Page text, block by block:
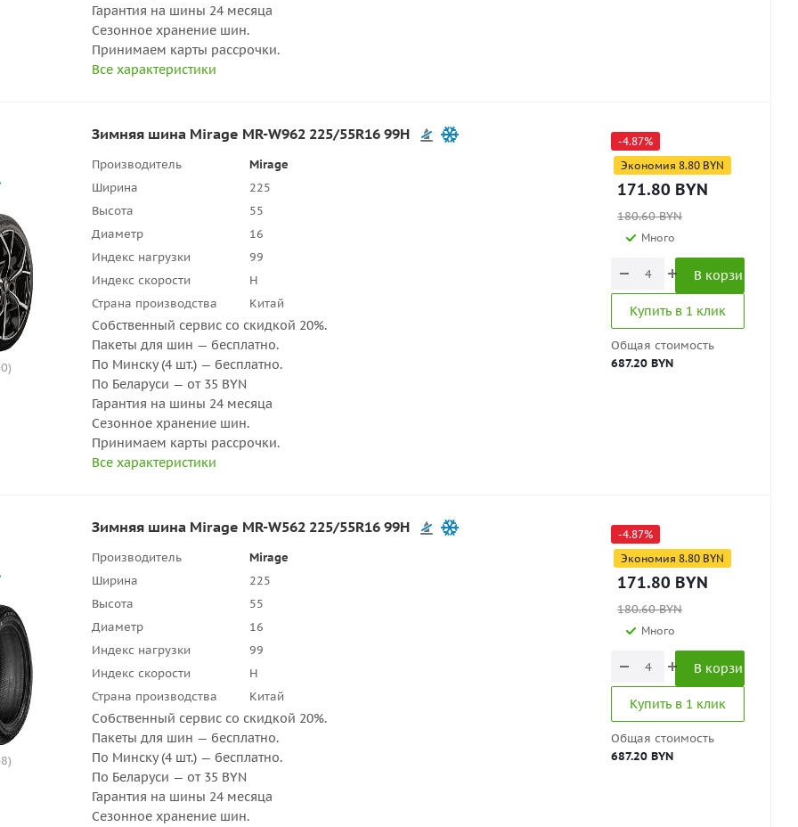
Гарантия на шины 24 месяца
Сезонное хранение шин.
Принимаем карты рассрочки.
Все характеристики
Зимняя шина Mirage MR-W962 225/55R16 99H
Производитель
Mirage
Ширина
225
Высота
55
Диаметр
16
Индекс нагрузки
99
Индекс скорости
H
Страна производства
Китай
Собственный сервис со скидкой 20%.
Пакеты для шин — бесплатно.
По Минску (4 шт.) — бесплатно.
По Беларуси — от 35 BYN
Гарантия на шины 24 месяца
Сезонное хранение шин.
Принимаем карты рассрочки.
Все характеристики
-4.87%
Экономия 8.80 BYN
171.80 BYN
180.60BYN
Много
В корзину
Купить в 1 клик
Общая стоимость
687.20 BYN
Зимняя шина Mirage MR-W562 225/55R16 99H
Производитель
Mirage
Ширина
225
Высота
55
Диаметр
16
Индекс нагрузки
99
Индекс скорости
H
Страна производства
Китай
Собственный сервис со скидкой 20%.
Пакеты для шин — бесплатно.
По Минску (4 шт.) — бесплатно.
По Беларуси — от 35 BYN
Гарантия на шины 24 месяца
Сезонное хранение шин.
-4.87%
Экономия 8.80 BYN
171.80 BYN
180.60BYN
Много
В корзину
Купить в 1 клик
Общая стоимость
687.20 BYN